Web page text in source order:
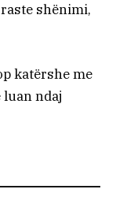
shënimi,
katërshe me
luan ndaj